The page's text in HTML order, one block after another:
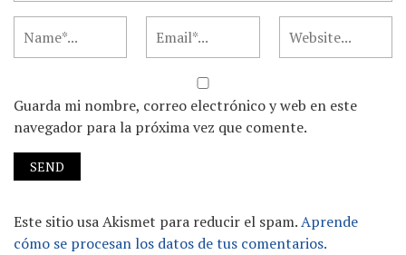
Guarda mi nombre, correo electrónico y web en este
navegador para la próxima vez que comente.
Este sitio usa Akismet para reducir el spam.Aprende
cómo se procesan los datos de tus comentarios.